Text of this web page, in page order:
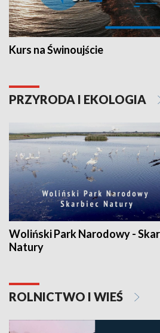
Kurs na Świnoujście
PRZYRODA I EKOLOGIA
Woliński Park Narodowy -
Natury
ROLNICTWO I WIEŚ